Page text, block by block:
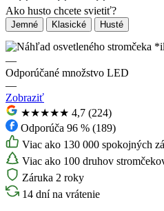
Ako husto chcete svietiť?
Jemné Klasické Husté
—
Odporúčané množstvo LED
—
Zobraziť
★★★★★ 4,7 (224)
Odporúča 96 % (189)
Viac ako 130 000 spokojných
Viac ako 100 druhov
Záruka 2 roky
14 dní na vrátenie